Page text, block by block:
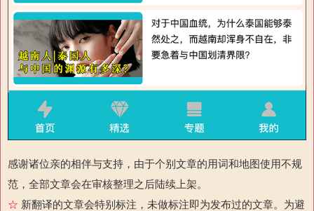
感谢诸位亲的相伴与支持，由于个别文章的用词和地图使用不规
范，全部文章会在审核整理之后陆续上架。
☆ 新翻译的文章会特别标注，未做标注即为发布过的文章。为避